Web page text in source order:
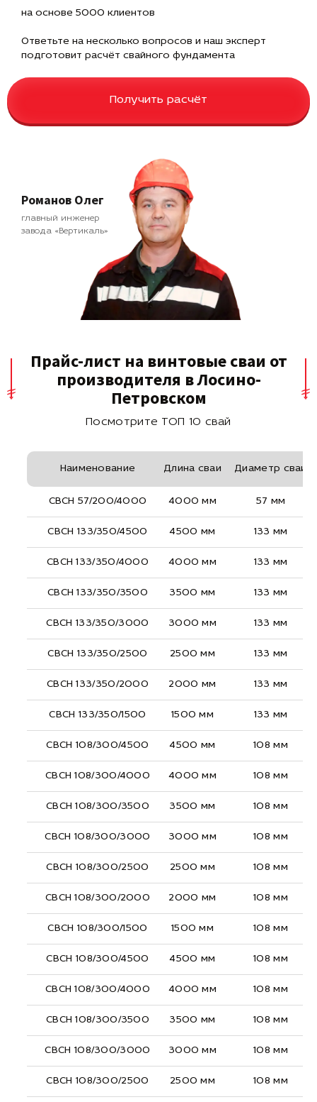
на основе 5000 клиентов
Ответьте на несколько вопросов и наш эксперт
подготовит расчёт свайного фундамента
Получить расчёт
Романов Олег
главный инженер
завода «Вертикаль»
Прайс-лист на винтовые сваи от
производителя в Лосино-
Петровском
Посмотрите ТОП 10 свай
Наименование Длина сваи Диаметр сваи
СВСН 57/200/4000 4000 мм 57 мм
СВСН 133/350/4500 4500 мм 133 мм
СВСН 133/350/4000 4000 мм 133 мм
СВСН 133/350/3500 3500 мм 133 мм
СВСН 133/350/3000 3000 мм 133 мм
СВСН 133/350/2500 2500 мм 133 мм
СВСН 133/350/2000 2000 мм 133 мм
СВСН 133/350/1500 1500 мм 133 мм
СВСН 108/300/4500 4500 мм 108 мм
СВСН 108/300/4000 4000 мм 108 мм
СВСН 108/300/3500 3500 мм 108 мм
СВСН 108/300/3000 3000 мм 108 мм
СВСН 108/300/2500 2500 мм 108 мм
СВСН 108/300/2000 2000 мм 108 мм
СВСН 108/300/1500 1500 мм 108 мм
СВСН 108/300/4500 4500 мм 108 мм
СВСН 108/300/4000 4000 мм 108 мм
СВСН 108/300/3500 3500 мм 108 мм
СВСН 108/300/3000 3000 мм 108 мм
СВСН 108/300/2500 2500 мм 108 мм